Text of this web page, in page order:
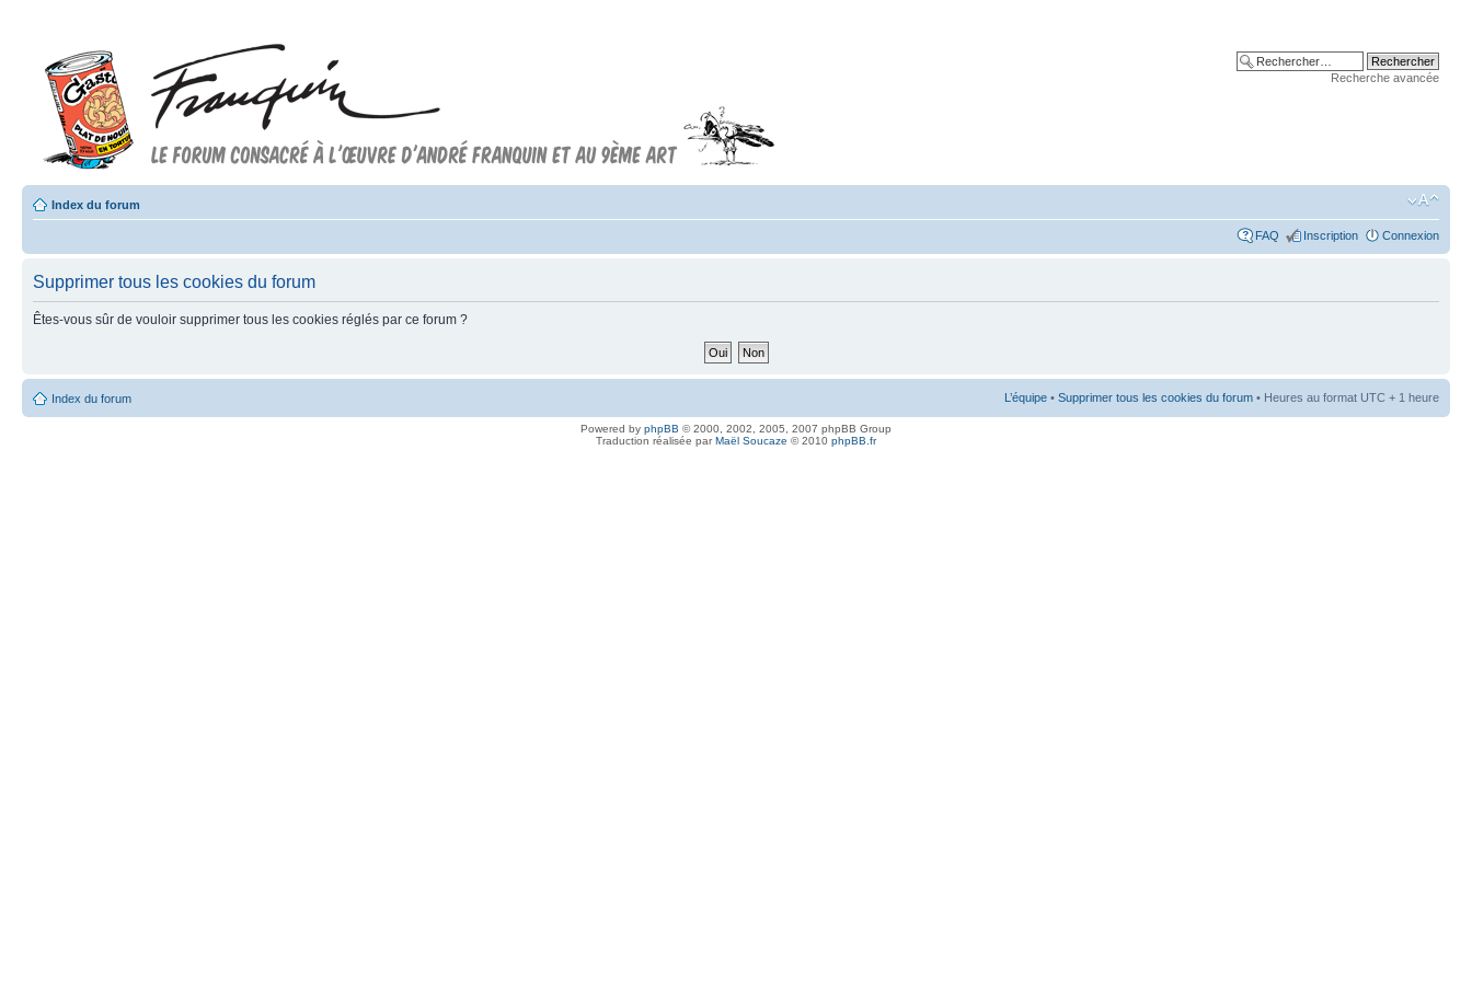
Recherche avancée
Index du forum
FAQ Inscription Connexion
Supprimer tous les cookies du forum
Êtes-vous sûr de vouloir supprimer tous les cookies réglés par ce forum ?
Index du forum L’équipe • Supprimer tous les cookies du forum • Heures au format UTC + 1 heure
Powered by phpBB © 2000, 2002, 2005, 2007 phpBB Group
Traduction réalisée parMaël Soucaze © 2010 phpBB.fr